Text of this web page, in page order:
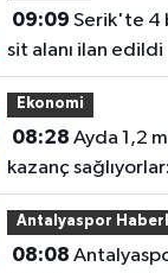
09:09
sit alanı ilan edildi
Ekonomi
08:28
kazanç
eleman açığı
Antalyaspor
08:08